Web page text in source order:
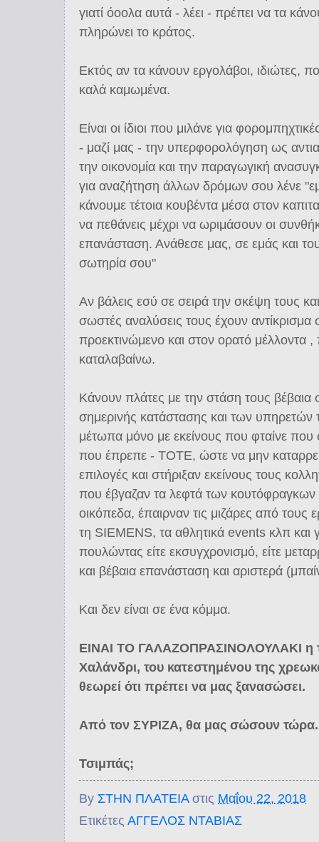
γιατί όοολα αυτά - λέει - πρέπει να τα
πληρώνει το κράτος.
Εκτός αν τα κάνουν εργολάβοι, ιδιώτες,
καλά καμωμένα.
Είναι οι ίδιοι που μιλάνε για
- μαζί μας - την υπερφορολόγηση ως
την οικονομία και την παραγωγική
για αναζήτηση άλλων δρόμων σου λένε
κάνουμε τέτοια κουβέντα μέσα στον
να πεθάνεις μέχρι να ωριμάσουν οι
επανάσταση. Ανάθεσε μας, σε εμάς και
σωτηρία σου"
Αν βάλεις εσύ σε σειρά την σκέψη τους
σωστές αναλύσεις τους έχουν
προεκτινώμενο και στον ορατό μέλλοντα
καταλαβαίνω.
Κάνουν πλάτες με την στάση τους βέβαια
σημερινής κατάστασης και των υπηρετών
μέτωπα μόνο με εκείνους που φταίνε που
που έπρεπε - ΤΟΤΕ, ώστε να μην
επιλογές και στήριξαν εκείνους τους
που έβγαζαν τα λεφτά των
οικόπεδα, έπαιρναν τις μιζάρες από
τη SIEMENS, τα αθλητικά events κλπ και
πουλώντας είτε εκσυγχρονισμό, είτε
και βέβαια επανάσταση και αριστερά
Και δεν είναι σε ένα κόμμα.
ΕΙΝΑΙ ΤΟ ΓΑΛΑΖΟΠΡΑΣΙΝΟΛΟΥΛΑΚΙ η
Χαλάνδρι, του κατεστημένου της
θεωρεί ότι πρέπει να μας ξανασώσει.
Από τον ΣΥΡΙΖΑ, θα μας σώσουν τώρα.
Τσιμπάς;
By ΣΤΗΝ ΠΛΑΤΕΙΑ στις Μαΐου 22, 2018
Ετικέτες ΑΓΓΕΛΟΣ ΝΤΑΒΙΑΣ